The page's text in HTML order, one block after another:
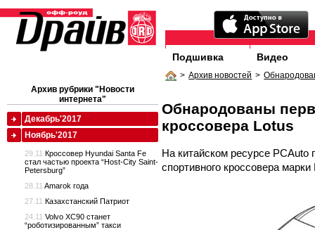
Подшивка Видео
> Архив новостей >
Обнародованы
кроссовера Lotus
На китайском ресурсе PCAuto
спортивного кроссовера марки
Архив рубрики "Новости
интернета"
Декабрь'2017
Ноябрь'2017
29.11 Кроссовер Hyundai Santa Fe
стал частью проекта “Host-City Saint-
Petersburg”
28.11 Amarok года
27.11 Казахстанский Патриот
24.11 Volvo XC90 станет
“роботизированным” такси